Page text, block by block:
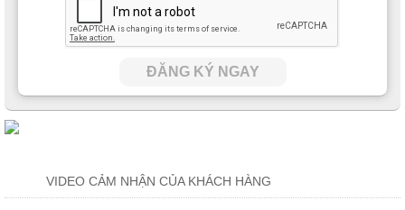
ĐĂNG KÝ NGAY
VIDEO CẢM NHẬN CỦA KHÁCH HÀNG